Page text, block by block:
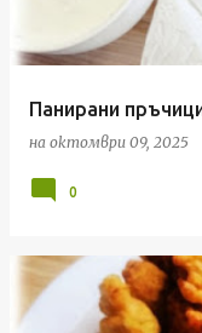
Панирани
на октомври 09, 2025
0